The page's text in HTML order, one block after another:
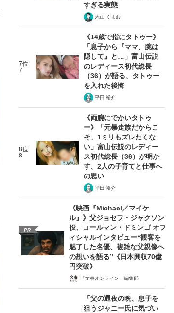
すぎる実態
大山 くまお
7位
7
《14歳で指にタトゥー》
「息子から『ママ、腕は
隠して』と…」富山伝説
のレディース初代総長
（36）が語る、タトゥー
を入れた後悔
平田 裕介
8位
8
《両腕にでかいタトゥ
ー》「元暴走族だからこ
そ、1ミリもズレたくな
い」富山伝説のレディー
ス初代総長（36）が明か
す、2人の子育てと仕事へ
の思い
平田 裕介
PR
《映画『Michael／マイケ
ル』》父ジョセフ・ジャクソン
役、コールマン・ドミンゴ オフ
ィシャルインタビュー“観客を
魅了した名優、複雑な父親像へ
の想いを語る”《日本興収70億
円突破》
「文春オンライン」編集部
「父の通夜の晩、息子を
狙うジャニー氏に気づい